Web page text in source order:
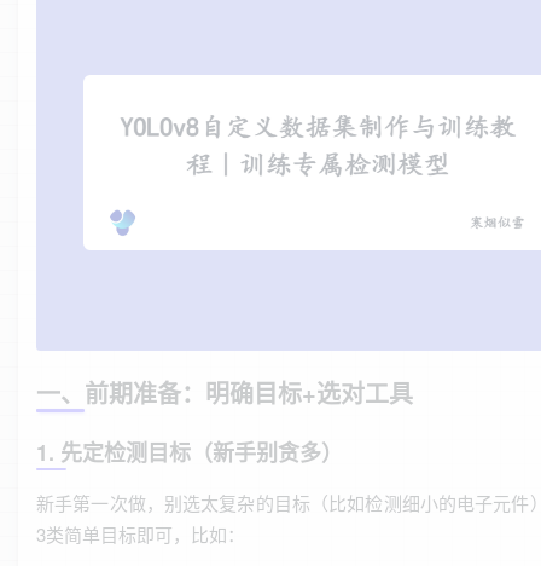
一、前期准备：明确目标+选对工具
1. 先定检测目标（新手别贪多）
新手第一次做，别选太复杂的目标（比如检测细小的电子元件
3类简单目标即可，比如：